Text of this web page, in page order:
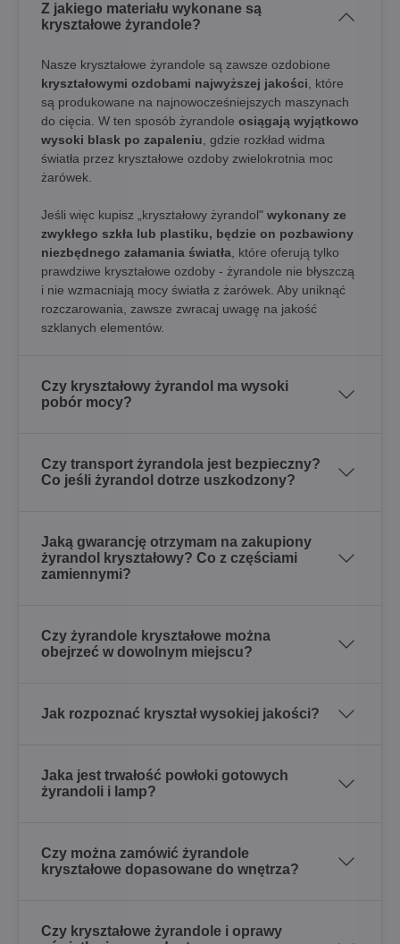
Z jakiego materiału wykonane są
kryształowe żyrandole?
Nasze kryształowe żyrandole są zawsze ozdobione
kryształowymi ozdobami najwyższej jakości, które
są produkowane na najnowocześniejszych maszynach
do cięcia. W ten sposób żyrandole osiągają wyjątkowo
wysoki blask po zapaleniu, gdzie rozkład widma
światła przez kryształowe ozdoby zwielokrotnia moc
żarówek.
Jeśli więc kupisz „kryształowy żyrandol" wykonany ze
zwykłego szkła lub plastiku, będzie on pozbawiony
niezbędnego załamania światła, które oferują tylko
prawdziwe kryształowe ozdoby - żyrandole nie błyszczą
i nie wzmacniają mocy światła z żarówek. Aby uniknąć
rozczarowania, zawsze zwracaj uwagę na jakość
szklanych elementów.
Czy kryształowy żyrandol ma wysoki
pobór mocy?
Czy transport żyrandola jest bezpieczny?
Co jeśli żyrandol dotrze uszkodzony?
Jaką gwarancję otrzymam na zakupiony
żyrandol kryształowy? Co z częściami
zamiennymi?
Czy żyrandole kryształowe można
obejrzeć w dowolnym miejscu?
Jak rozpoznać kryształ wysokiej jakości?
Jaka jest trwałość powłoki gotowych
żyrandoli i lamp?
Czy można zamówić żyrandole
kryształowe dopasowane do wnętrza?
Czy kryształowe żyrandole i oprawy